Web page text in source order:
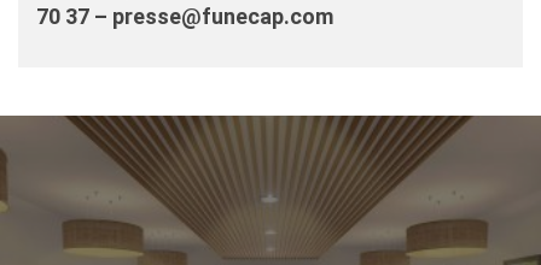
70 37 – presse@funecap.com